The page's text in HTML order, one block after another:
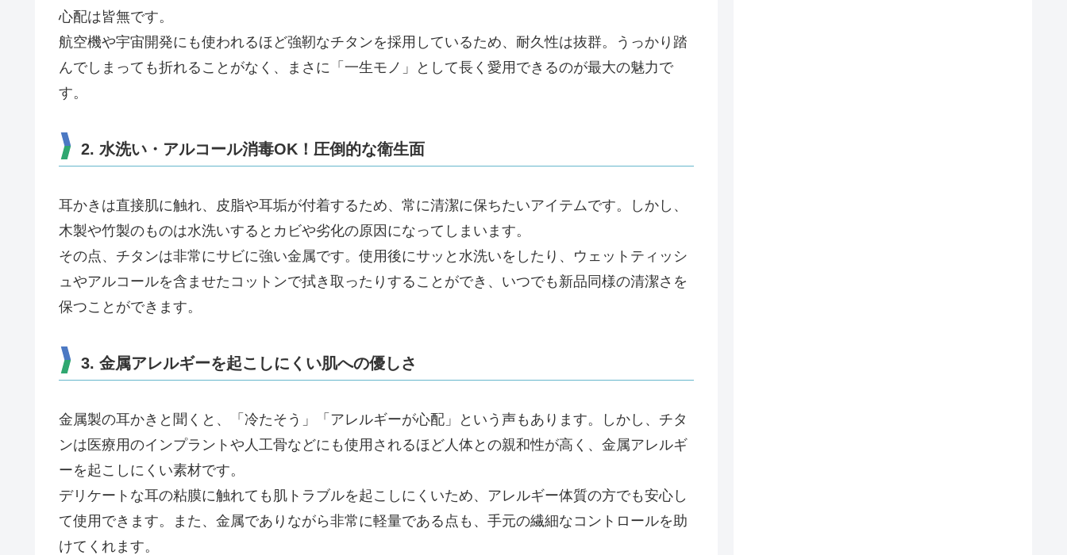
心配は皆無です。
航空機や宇宙開発にも使われるほど強靭なチタンを採用しているため、耐久性は抜群。うっかり踏
んでしまっても折れることがなく、まさに「一生モノ」として長く愛用できるのが最大の魅力で
す。
2. 水洗い・アルコール消毒OK！圧倒的な衛生面
耳かきは直接肌に触れ、皮脂や耳垢が付着するため、常に清潔に保ちたいアイテムです。しかし、
木製や竹製のものは水洗いするとカビや劣化の原因になってしまいます。
その点、チタンは非常にサビに強い金属です。使用後にサッと水洗いをしたり、ウェットティッシ
ュやアルコールを含ませたコットンで拭き取ったりすることができ、いつでも新品同様の清潔さを
保つことができます。
3. 金属アレルギーを起こしにくい肌への優しさ
金属製の耳かきと聞くと、「冷たそう」「アレルギーが心配」という声もあります。しかし、チタ
ンは医療用のインプラントや人工骨などにも使用されるほど人体との親和性が高く、金属アレルギ
ーを起こしにくい素材です。
デリケートな耳の粘膜に触れても肌トラブルを起こしにくいため、アレルギー体質の方でも安心し
て使用できます。また、金属でありながら非常に軽量である点も、手元の繊細なコントロールを助
けてくれます。